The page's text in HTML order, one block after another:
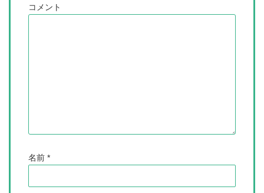
コメント
名前 *